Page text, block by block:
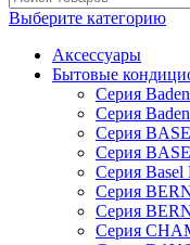
Выберите категорию
Аксессуары
Бытовые
Серия
Серия
Серия
Серия
Серия Basel
Серия
Серия
Серия